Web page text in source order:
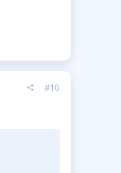
#10